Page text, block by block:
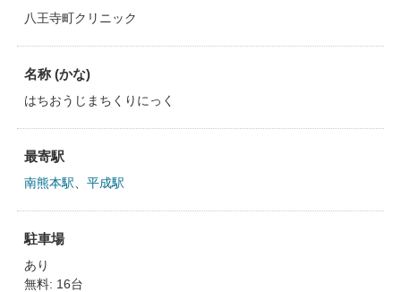
八王寺町クリニック
名称 (かな)
はちおうじまちくりにっく
最寄駅
南熊本駅 平成駅
駐車場
あり
無料: 16台